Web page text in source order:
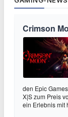
Crimson
den Epic
X|S zum Preis
ein Erlebnis mit